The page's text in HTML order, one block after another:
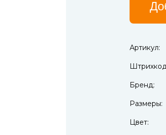
Артикул:
Бренд:
Размеры:
Цвет: